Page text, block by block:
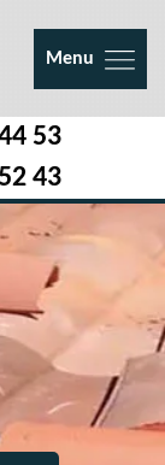
Menu
53
43